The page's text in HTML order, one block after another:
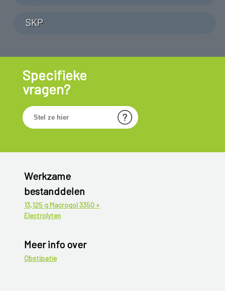
SKP
Specifieke
vragen?
Werkzame
bestanddelen
13,125 g Macrogol 3350 +
Electrolyten
Meer info over
Obstipatie